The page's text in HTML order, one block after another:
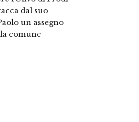
dal suo
un assegno
comune